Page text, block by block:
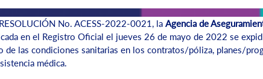
No. ACESS-2022-0021, la Agencia de
en el Registro Oficial el jueves 26 de mayo de 2022 se
de las condiciones sanitarias en los contratos/póliza, planes/
médica.